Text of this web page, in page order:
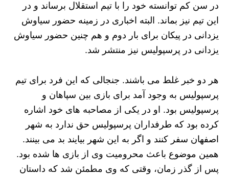
در سن کم توانسته خود را با تیم استقلال برساند و در
این تیم نیز بماند. البته اخباری در زمینه حضور سیاوش
یزدانی در پیکان برای بار دوم و هم چنین حضور سیاوش
یزدانی در پرسپولیس نیز منتشر شد.
هر دو خبر غلط می باشند. جنجالی که این فرد برای تیم
پرسپولیس به وجود آمد برای بازی بین سپاهان و
پرسپولیس بود. او در یکی از مصاحبه های خود اشاره
کرده بود که طرفداران پرسپولیس حق ندارد به شهر
اصفهان سفر کنند و اگر به این شهر بیایند بد می بینند.
همین موضوع باعث محرومیت وی از بازی ها شده بود.
پس از گذر زمان، وقتی که وی مطمئن شد که داستان